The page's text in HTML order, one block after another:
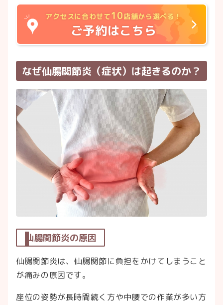
アクセスに合わせて10店舗から選べる！
ご予約はこちら
なぜ仙腸関節炎（症状）は起きるのか？
仙腸関節炎の原因
仙腸関節炎は、仙腸関節に負担をかけてしまうこと
が痛みの原因です。
座位の姿勢が長時間続く方や中腰での作業が多い方